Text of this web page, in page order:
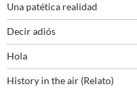
Una patética realidad
Decir adiós
Hola
History in the air (Relato)